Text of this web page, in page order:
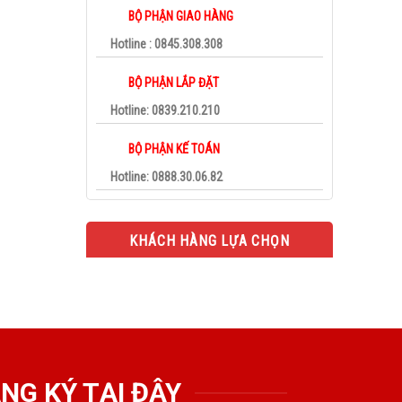
BỘ PHẬN GIAO HÀNG
Hotline : 0845.308.308
BỘ PHẬN LẮP ĐẶT
Hotline: 0839.210.210
BỘ PHẬN KẾ TOÁN
Hotline: 0888.30.06.82
KHÁCH HÀNG LỰA CHỌN
KÝ TẠI ĐÂY